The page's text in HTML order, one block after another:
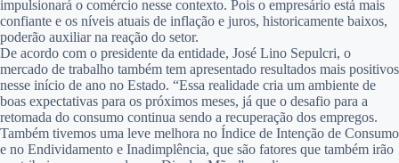
impulsionará o comércio nesse contexto. Pois o empresário está mais
confiante e os níveis atuais de inflação e juros, historicamente baixos,
poderão auxiliar na reação do setor.
De acordo com o presidente da entidade, José Lino Sepulcri, o
mercado de trabalho também tem apresentado resultados mais positivos
nesse início de ano no Estado. “Essa realidade cria um ambiente de
boas expectativas para os próximos meses, já que o desafio para a
retomada do consumo continua sendo a recuperação dos empregos.
Também tivemos uma leve melhora no Índice de Intenção de Consumo
e no Endividamento e Inadimplência, que são fatores que também irão